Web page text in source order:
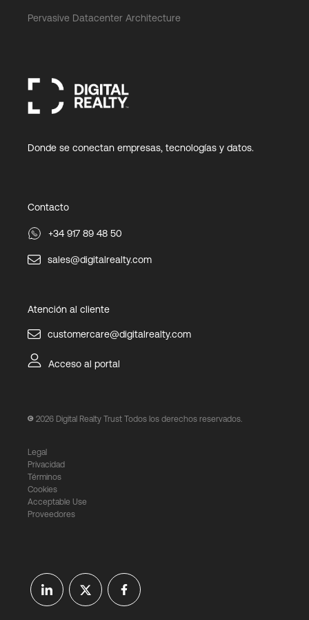
Pervasive Datacenter Architecture
Donde se conectan empresas, tecnologías y datos.
Contacto
+34 917 89 48 50
sales@digitalrealty.com
Atención al cliente
customercare@digitalrealty.com
Acceso al portal
2026 Digital Realty Trust Todos los derechos reservados.
Legal
Privacidad
Términos
Cookies
Acceptable Use
Proveedores